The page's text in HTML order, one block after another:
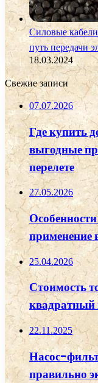
Силовые
путь передачи
18.03.2024
Свежие записи
07.07.2026
Где купить
выгодные
перелете
27.05.2026
применение
25.04.2026
Стоимость
квадратный
22.11.2025
Насос-
правильно